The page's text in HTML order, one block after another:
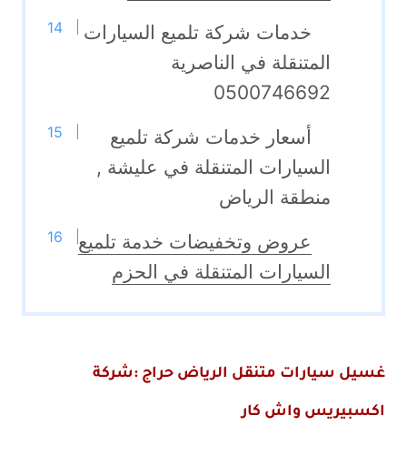
خدمات شركة تلميع السيارات
المتنقلة في الناصرية
0500746692
أسعار خدمات شركة تلميع
السيارات المتنقلة في عليشة ,
منطقة الرياض
عروض وتخفيضات خدمة تلميع
السيارات المتنقلة في الحزم
غسيل سيارات متنقل الرياض حراج :شركة
اكسبيريس واش كار